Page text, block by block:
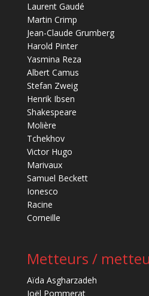
Laurent Gaudé
Martin Crimp
Jean-Claude Grumberg
Harold Pinter
Yasmina Reza
Albert Camus
Stefan Zweig
Henrik Ibsen
Shakespeare
Molière
Tchekhov
Victor Hugo
Marivaux
Samuel Beckett
Ionesco
Racine
Corneille
Metteurs /
Aïda Asgharzadeh
Joël Pommerat